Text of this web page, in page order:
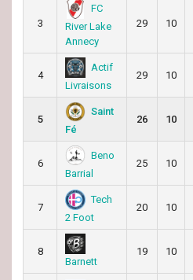
3
FC
River Lake
Annecy
29 10
4
Actif
Livraisons
29 10
5
Saint
Fé
26 10
6
Beno
Barrial
25 10
7
Tech
2 Foot
20 10
8
Barnett
19 10